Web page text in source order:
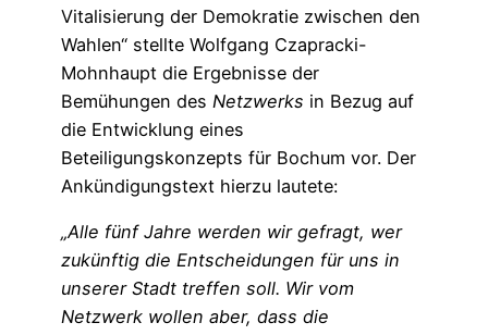
Vitalisierung der Demokratie zwischen den
Wahlen“ stellte Wolfgang Czapracki-
Mohnhaupt die Ergebnisse der
Bemühungen des Netzwerks in Bezug auf
die Entwicklung eines
Beteiligungskonzepts für Bochum vor. Der
Ankündigungstext hierzu lautete:
„Alle fünf Jahre werden wir gefragt, wer
zukünftig die Entscheidungen für uns in
unserer Stadt treffen soll. Wir vom
Netzwerk wollen aber, dass die